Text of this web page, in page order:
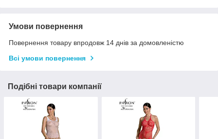
Умови повернення
Повернення товару впродовж 14 днів за домовленістю
Всі умови повернення
Подібні товари компанії